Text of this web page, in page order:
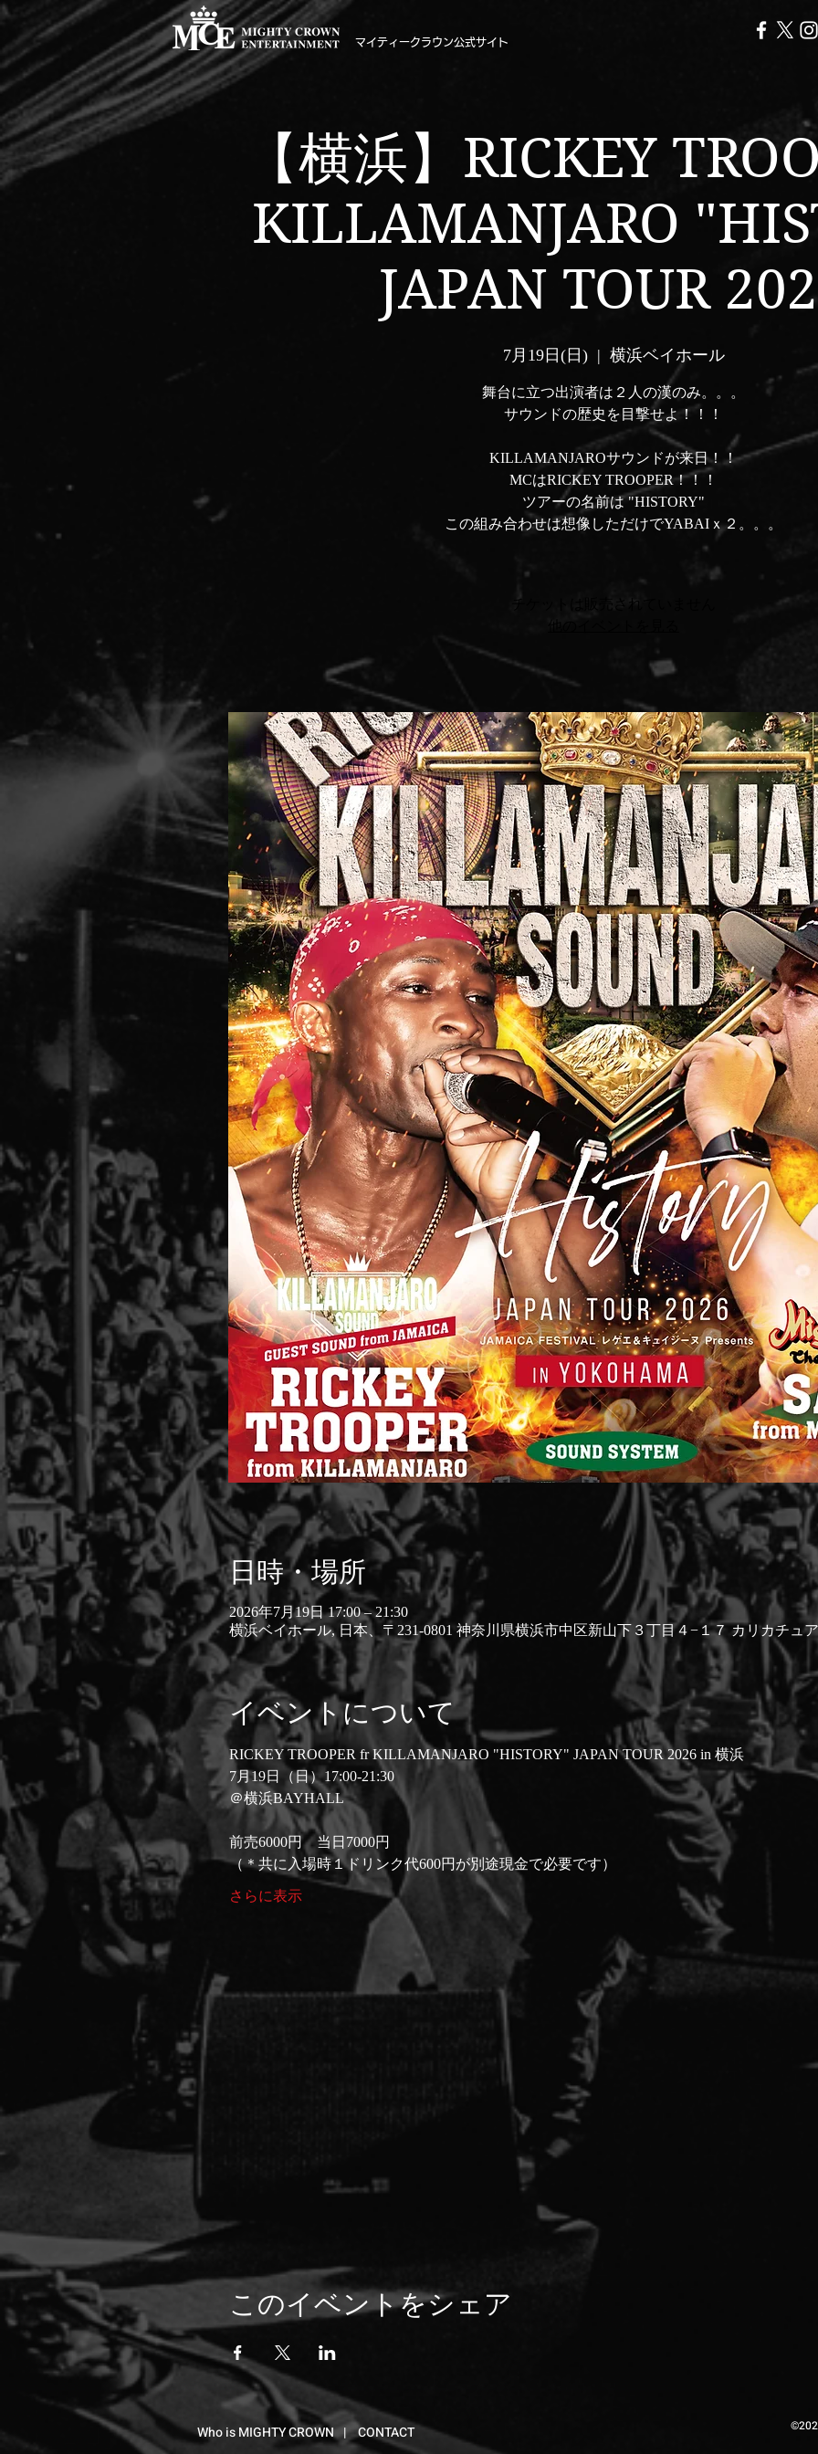
マイティークラウン公式サイト
【横浜】RICKEY
KILLAMANJARO
JAPAN TOUR
7月19日(日)
  |
横浜ベイホール
舞台に立つ出演者は２人の漢のみ。。。
サウンドの歴史を目撃せよ！！！
KILLAMANJAROサウンドが来日！！
MCはRICKEY TROOPER！！！
ツアーの名前は "HISTORY"
この組み合わせは想像しただけでYABAIｘ２。。。
チケットは販売されていません
日時・場所
2026年7月19日 17:00 – 21:30
横浜ベイホール, 日本、〒231-0801 神奈川県横浜市中区新山下３丁目４−１７ カリカチュア
イベントについて
RICKEY TROOPER fr KILLAMANJARO "HISTORY" JAPAN TOUR 2026 in 横浜
7月19日（日）17:00-21:30
＠横浜BAYHALL
前売6000円　当日7000円
（＊共に入場時１ドリンク代600円が別途現金で必要です）
さらに表示
このイベントをシェア
Who is MIGHTY CROWN | CONTACT